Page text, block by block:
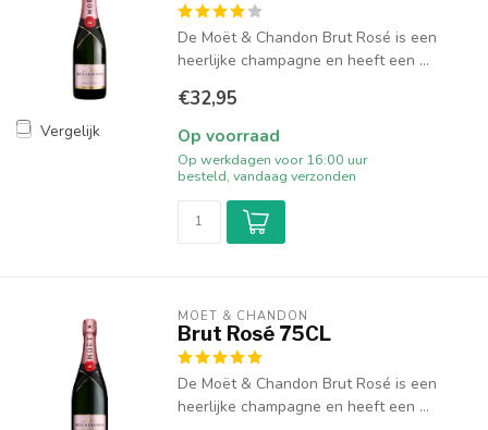
Vergelijk
De Moët & Chandon Brut Rosé is een
heerlijke champagne en heeft een ...
€32,95
Op voorraad
Op werkdagen voor 16:00 uur
besteld, vandaag verzonden
MOËT & CHANDON
Brut Rosé 75CL
De Moët & Chandon Brut Rosé is een
heerlijke champagne en heeft een ...